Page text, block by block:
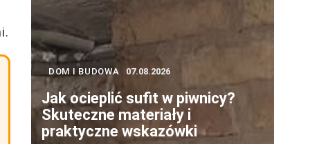
DOM I BUDOWA 07.08.2026
Jak ocieplić sufit w piwnicy?
Skuteczne materiały i
praktyczne wskazówki